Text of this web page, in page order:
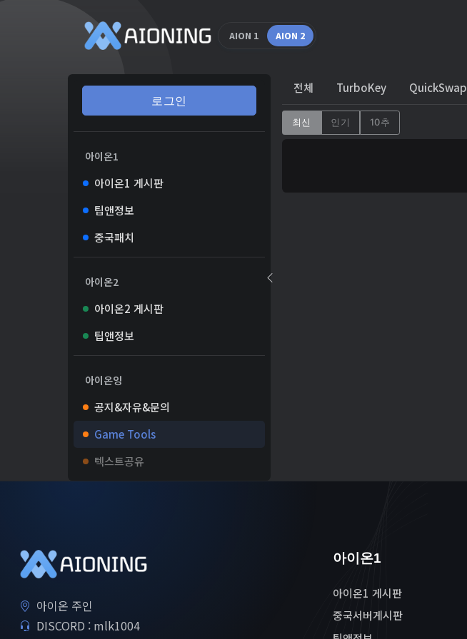
AION 1 AION 2
로그인
아이온1
아이온1 게시판
팁앤정보
중국패치
아이온2
아이온2 게시판
팁앤정보
아이온잉
공지&자유&문의
Game Tools
텍스트공유
전체 TurboKey QuickSwap
최신 인기 10추
아이온 주인
DISCORD : mlk1004
아이온1
아이온1 게시판
중국서버게시판